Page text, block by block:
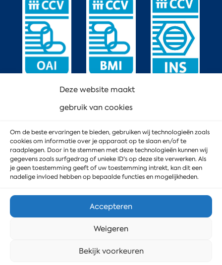
Deze website maakt
gebruik van cookies
Om de beste ervaringen te bieden, gebruiken wij technologieën zoals
cookies om informatie over je apparaat op te slaan en/of te
raadplegen. Door in te stemmen met deze technologieën kunnen wij
gegevens zoals surfgedrag of unieke ID's op deze site verwerken. Als
je geen toestemming geeft of uw toestemming intrekt, kan dit een
nadelige invloed hebben op bepaalde functies en mogelijkheden.
Accepteren
Weigeren
Bekijk voorkeuren
Privacyverklaring
Webdesign door DoubleWeb
Stuur ons een bericht